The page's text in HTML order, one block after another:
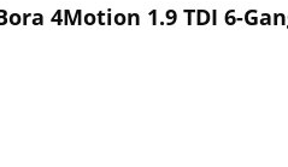
4Motion 1.9 TDI 6-